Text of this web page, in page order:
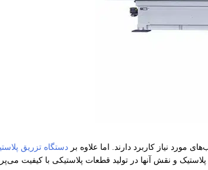
مورد نیاز کاربرد دارند. اما علاوه بر دستگاه تزریق
و نقش آنها در تولید قطعات پلاستیکی با کیفیت